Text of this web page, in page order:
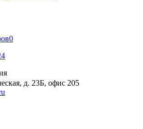
0
д. 23Б, офис 205